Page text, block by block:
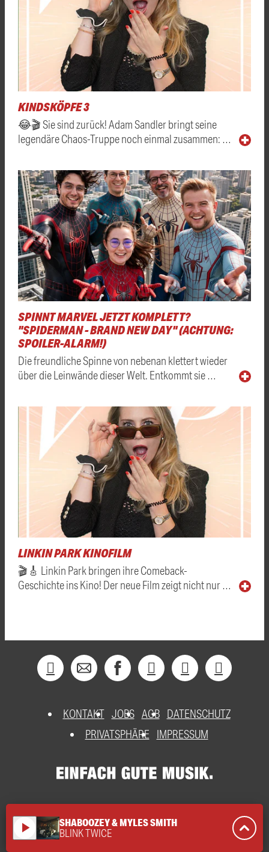
KINDSKÖPFE 3
😂🎬 Sie sind zurück! Adam Sandler bringt seine
legendäre Chaos-Truppe noch einmal zusammen: …
SPINNT MARVEL JETZT KOMPLETT?
"SPIDERMAN - BRAND NEW DAY" (ACHTUNG:
SPOILER-ALARM!)
Die freundliche Spinne von nebenan klettert wieder
über die Leinwände dieser Welt. Entkommt sie …
LINKIN PARK KINOFILM
🎬🎸 Linkin Park bringen ihre Comeback-
Geschichte ins Kino! Der neue Film zeigt nicht nur …
KONTAKT JOBS AGB DATENSCHUTZ
PRIVATSPHÄRE
IMPRESSUM
play_arrow SHABOOZEY & MYLES SMITH
BLINK TWICE